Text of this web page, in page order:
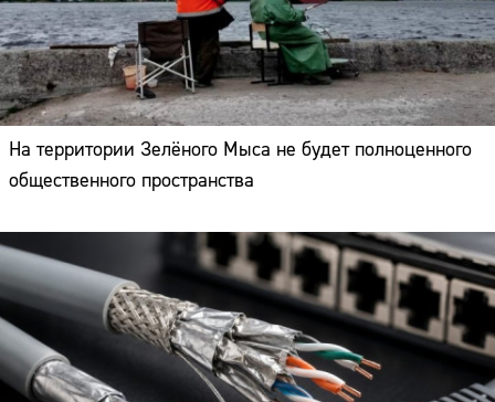
На территории Зелёного Мыса не будет полноценного
общественного пространства